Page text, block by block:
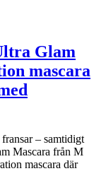
Glam
mascara
– samtidigt
Mascara från M
mascara där